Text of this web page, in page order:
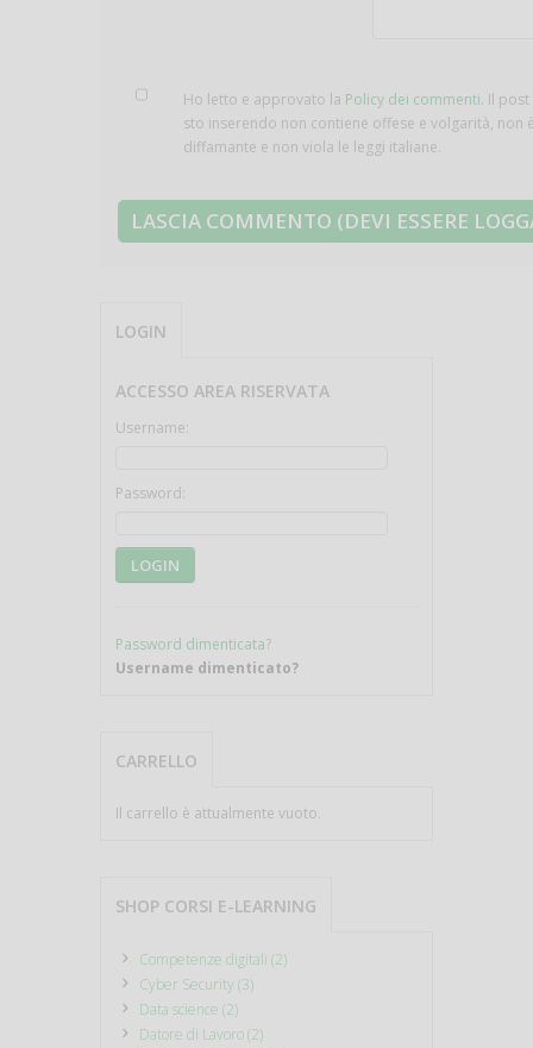
Ho letto e approvato la Policy dei commenti. Il post
sto inserendo non contiene offese e volgarità, non
diffamante e non viola le leggi italiane.
LOGIN
ACCESSO AREA RISERVATA
Username:
Password:
LOGIN
Password dimenticata?
Username dimenticato?
CARRELLO
Il carrello è attualmente vuoto.
SHOP CORSI E-LEARNING
Competenze digitali (2)
Cyber Security (3)
Data science (2)
Datore di Lavoro (2)